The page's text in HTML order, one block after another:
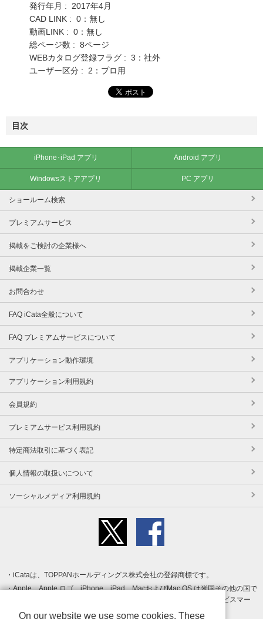
発行年月 : 2017年4月
CAD LINK : 0：無し
動画LINK : 0：無し
総ページ数 : 8ページ
WEBカタログ登録フラグ : 3：社外
ユーザー区分 : 2：プロ用
目次
iPhone･iPad アプリ Android アプリ
Windowsストアアプリ PC アプリ
ショールーム検索
プレミアムサービス
掲載をご検討の企業様へ
掲載企業一覧
お問合わせ
FAQ iCata全般について
FAQ プレミアムサービスについて
アプリケーション動作環境
アプリケーション利用規約
会員規約
プレミアムサービス利用規約
特定商法取引に基づく表記
個人情報の取扱いについて
ソーシャルメディア利用規約
iCataは、TOPPANホールディングス株式会社の登録商標です。
Apple、Apple ロゴ、iPhone、iPad、MacおよびMac OS は米国その他の国で
登録された Apple Inc. の商標です。App Store は Apple Inc. のサービスマー
クです。
On our website we use some cookies. These